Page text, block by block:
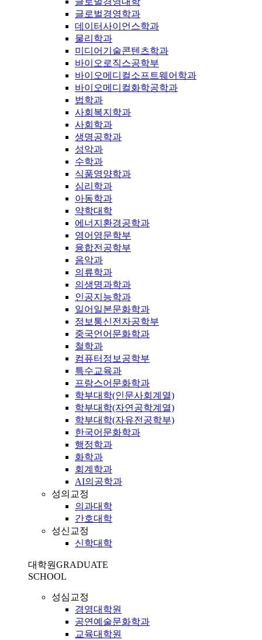
글로벌경영학과
데이터사이언스학과
물리학과
미디어기술콘텐츠학과
바이오로직스공학부
바이오메디컬소프트웨어학과
바이오메디컬화학공학과
법학과
사회복지학과
사회학과
생명공학과
성악과
수학과
식품영양학과
심리학과
아동학과
약학대학
에너지환경공학과
영어영문학부
융합전공학부
음악과
의류학과
의생명과학과
인공지능학과
일어일본문화학과
정보통신전자공학부
중국언어문화학과
철학과
컴퓨터정보공학부
특수교육과
프랑스어문화학과
학부대학(인문사회계열)
학부대학(자연공학계열)
학부대학(자유전공학부)
한국어문화학과
행정학과
화학과
회계학과
AI의공학과
성의교정
의과대학
간호대학
성신교정
신학대학
대학원GRADUATE
SCHOOL
성심교정
경영대학원
공연예술문화학과
교육대학원